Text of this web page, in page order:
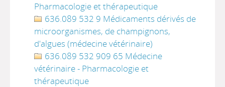
Pharmacologie et thérapeutique
636.089 532 9 Médicaments dérivés de
microorganismes, de champignons,
d'algues (médecine vétérinaire)
636.089 532 909 65 Médecine
vétérinaire - Pharmacologie et
thérapeutique